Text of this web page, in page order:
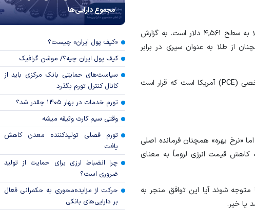
از طلا به عنوان سپری در برابر
بازار اکنون به جای جنگ، نگران داده‌های شاخص هزینه‌های مصرف شخصی (PCE) آمریکا است که قرار است
«نرخ بهره» همچنان فرمانده اصلی
کاهش قیمت انرژی لزوماً به معنای
شوند آیا این توافق منجر به
یا خیر.
مجموع دارایی‌ها
«کیف پول ایران» چیست؟
کیف پول ایران چیه؟/ موشن گرافیک
سیاست‌های حمایتی بانک مرکزی باید از
کانال کنترل تورم بگذرد
تورم خدمات در بهار ۱۴۰۵ چقدر شد؟
وقتی سیم کارت وثیقه میشه
تورم فصلی تولیدکننده معدن کاهش
یافت
چرا انضباط ارزی برای حمایت از تولید
ضروری است؟
حرکت از مزایده‌محوری به حکمرانی فعال
بر دارایی‌های بانکی